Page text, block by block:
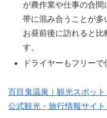
が農作業や仕事の合
帯に混み合うことが
お昼前後に訪れると比
す。
ドライヤーもフリーで
百目鬼温泉｜観光スポッ
公式観光・旅行情報サイ